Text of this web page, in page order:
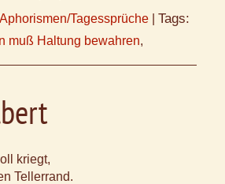
Tagessprüche Tags:
muß Haltung bewahren,
kriegt,
Tellerrand.